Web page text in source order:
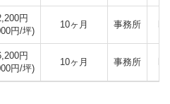
円
円/坪)
10ヶ月 事務所 即
円
円/坪)
10ヶ月 事務所 即